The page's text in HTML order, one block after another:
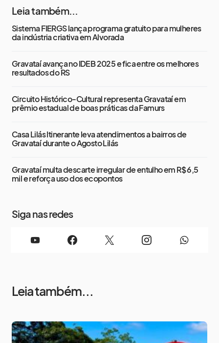
Leia também...
Sistema FIERGS lança programa gratuito para mulheres
da indústria criativa em Alvorada
Gravataí avança no IDEB 2025 e fica entre os melhores
resultados do RS
Circuito Histórico-Cultural representa Gravataí em
prêmio estadual de boas práticas da Famurs
Casa Lilás Itinerante leva atendimentos a bairros de
Gravataí durante o Agosto Lilás
Gravataí multa descarte irregular de entulho em R$ 6,5
mil e reforça uso dos ecopontos
Siga nas redes
Leia também...